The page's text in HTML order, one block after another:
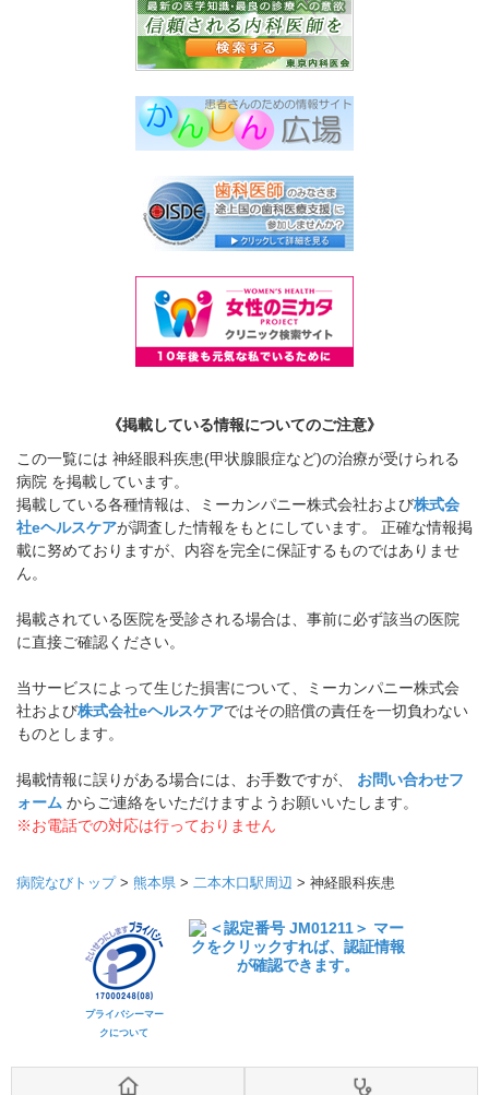
《掲載している情報についてのご注意》
この一覧には 神経眼科疾患(甲状腺眼症など)の治療が受けられる
病院 を掲載しています。
掲載している各種情報は、ミーカンパニー株式会社および株式会
社eヘルスケアが調査した情報をもとにしています。 正確な情報掲
載に努めておりますが、内容を完全に保証するものではありませ
ん。
掲載されている医院を受診される場合は、事前に必ず該当の医院
に直接ご確認ください。
当サービスによって生じた損害について、ミーカンパニー株式会
社および株式会社eヘルスケアではその賠償の責任を一切負わない
ものとします。
掲載情報に誤りがある場合には、お手数ですが、 お問い合わせフ
ォーム からご連絡をいただけますようお願いいたします。
※お電話での対応は行っておりません
病院なびトップ> 熊本県 > 二本木口駅周辺 > 神経眼科疾患
プライバシーマー
クについて